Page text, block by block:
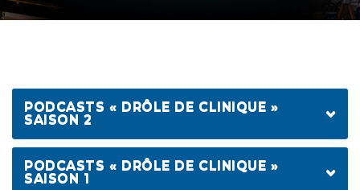
PODCASTS « DRÔLE DE CLINIQUE »
SAISON 2
ALAIN CHOQUETTE
ÉMILIE LAJOIE
PODCASTS « DRÔLE DE CLINIQUE »
SAISON 1